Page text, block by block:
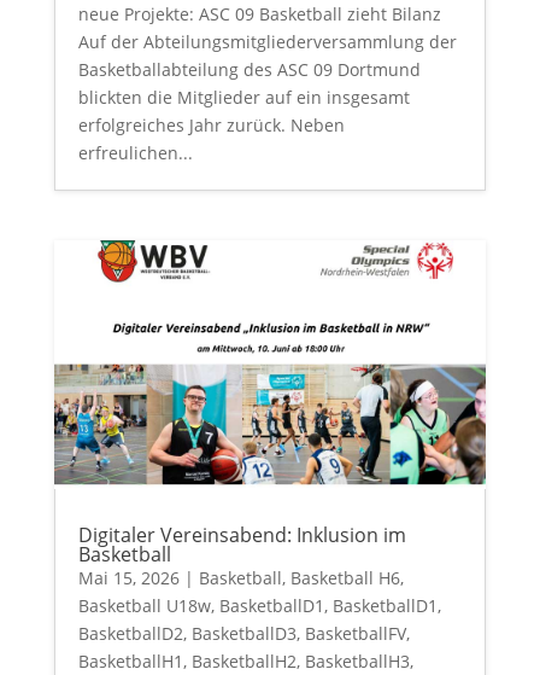
neue Projekte: ASC 09 Basketball zieht Bilanz
Auf der Abteilungsmitgliederversammlung der
Basketballabteilung des ASC 09 Dortmund
blickten die Mitglieder auf ein insgesamt
erfolgreiches Jahr zurück. Neben
erfreulichen...
Digitaler Vereinsabend: Inklusion im
Basketball
Mai 15, 2026| Basketball, Basketball H6,
Basketball U18w, BasketballD1 , BasketballD1 ,
BasketballD2, BasketballD3, BasketballFV,
BasketballH1 , BasketballH2, BasketballH3,